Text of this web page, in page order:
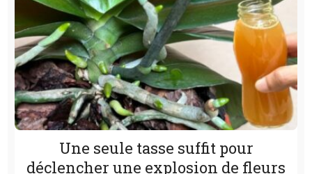
Une seule tasse suffit pour
déclencher une explosion de fleurs